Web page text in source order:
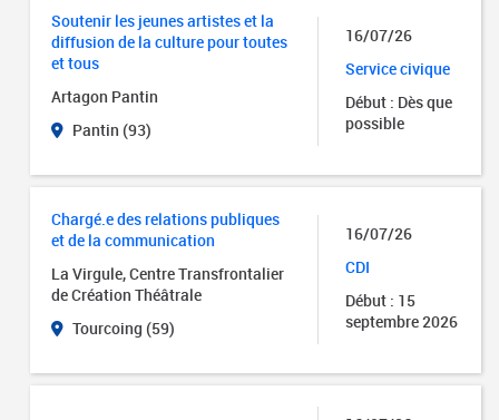
Soutenir les jeunes artistes et la
diffusion de la culture pour toutes
et tous
Artagon Pantin
Pantin (93)
16/07/26
Service civique
Début : Dès que
possible
Chargé.e des relations publiques
et de la communication
La Virgule, Centre Transfrontalier
de Création Théâtrale
Tourcoing (59)
16/07/26
CDI
Début : 15
septembre 2026